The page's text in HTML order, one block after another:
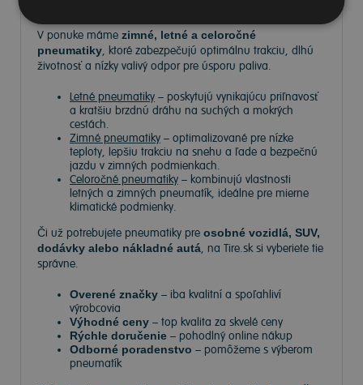
V ponuke máme zimné, letné a celoročné
pneumatiky, ktoré zabezpečujú optimálnu trakciu, dlhú
životnosť a nízky valivý odpor pre úsporu paliva.
Letné pneumatiky – poskytujú vynikajúcu priľnavosť
a kratšiu brzdnú dráhu na suchých a mokrých
cestách.
Zimné pneumatiky – optimalizované pre nízke
teploty, lepšiu trakciu na snehu a ľade a bezpečnú
jazdu v zimných podmienkach.
Celoročné pneumatiky – kombinujú vlastnosti
letných a zimných pneumatík, ideálne pre mierne
klimatické podmienky.
Či už potrebujete pneumatiky pre osobné vozidlá, SUV,
dodávky alebo nákladné autá, na Tire.sk si vyberiete tie
správne.
Overené značky – iba kvalitní a spoľahliví
výrobcovia
Výhodné ceny – top kvalita za skvelé ceny
Rýchle doručenie – pohodlný online nákup
Odborné poradenstvo – pomôžeme s výberom
pneumatík